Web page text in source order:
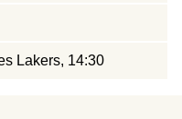
Lakers, 14:30